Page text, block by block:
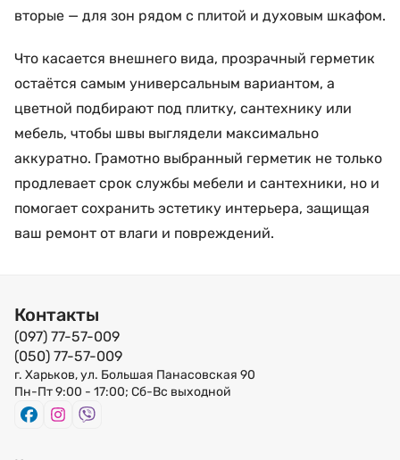
вторые — для зон рядом с плитой и духовым шкафом.
Что касается внешнего вида, прозрачный герметик
остаётся самым универсальным вариантом, а
цветной подбирают под плитку, сантехнику или
мебель, чтобы швы выглядели максимально
аккуратно. Грамотно выбранный герметик не только
продлевает срок службы мебели и сантехники, но и
помогает сохранить эстетику интерьера, защищая
ваш ремонт от влаги и повреждений.
Контакты
(097) 77-57-009
(050) 77-57-009
г. Харьков, ул. Большая Панасовская 90
Пн-Пт 9:00 - 17:00; Сб-Вс выходной